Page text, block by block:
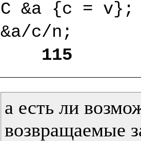
C &a {c = v};
&a/c/n;
115
а есть ли
возвращаемые